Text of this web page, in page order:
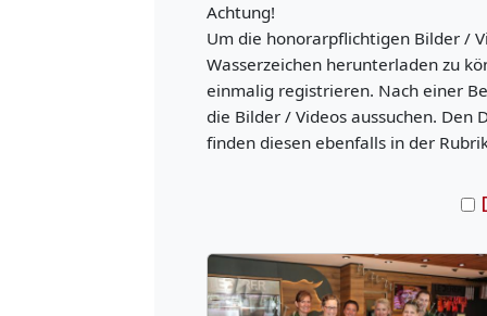
Achtung!
Um die honorarpflichtigen Bilder /
Wasserzeichen herunterladen zu
einmalig registrieren. Nach einer
die Bilder / Videos aussuchen. Den
finden diesen ebenfalls in der